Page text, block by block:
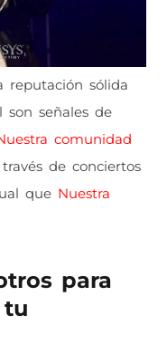
reputación sólida
señales de
comunidad
de conciertos
queNuestra
para
tu